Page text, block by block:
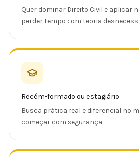
Quer dominar Direito Civil e aplicar
perder tempo com teoria
Recém-formado ou estagiário
Busca prática real e diferencial no
começar com segurança.